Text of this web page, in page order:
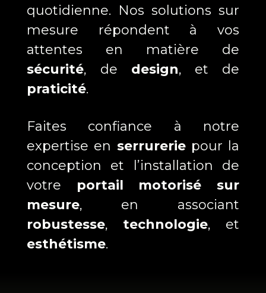
quotidienne. Nos solutions sur
mesure répondent à vos
attentes en matière de
sécurité, de design, et de
praticité.
Faites confiance à notre
expertise en serrureriepour la
conception et l’installation de
votre portail motorisé sur
mesure, en associant
robustesse, technologie, et
esthétisme.